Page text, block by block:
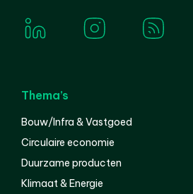
Thema’s
Bouw/Infra & Vastgoed
Circulaire economie
Duurzame producten
Klimaat & Energie